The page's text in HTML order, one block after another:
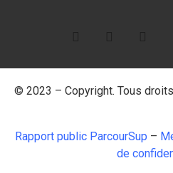
© 2023 – Copyright. Tous
Rapport public ParcourSup –
de